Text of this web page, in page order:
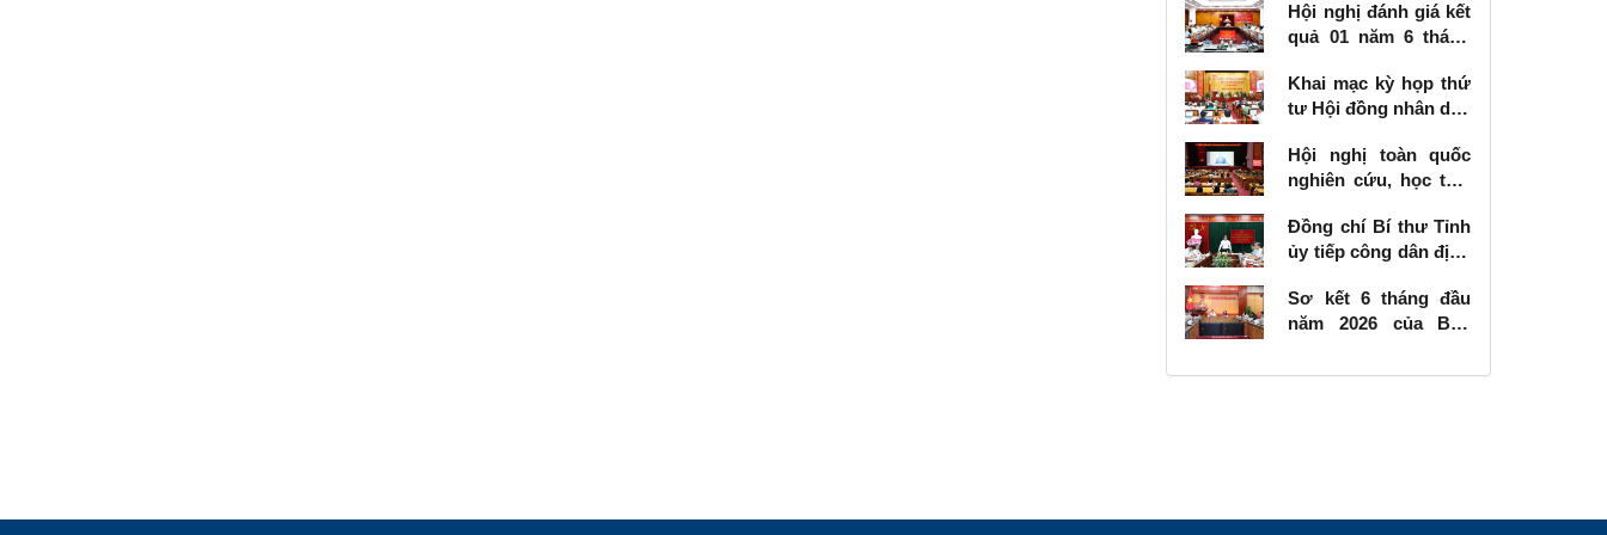
Hội nghị đánh giá kết
quả 01 năm 6 tháng
số 57-NQ/TW
Khai mạc kỳ họp thứ
tư Hội đồng nhân dân
kỳ 2026 - 2031
Hội nghị toàn quốc
nghiên cứu, học tập,
khai thực hiện Nghị
quyết số 10-NQ/TW
phát triển kinh tế có
vốn đầu tư nước
Đồng chí Bí thư Tỉnh
ủy tiếp công dân định
Sơ kết 6 tháng đầu
năm 2026 của Ban
các công trình, dự án